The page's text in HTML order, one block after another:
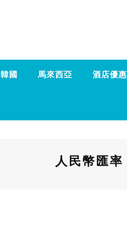
韓國 馬來西亞 酒店優惠
人民幣匯率